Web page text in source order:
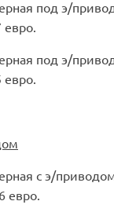
под э/
евро.
под э/
евро.
с э/
евро.